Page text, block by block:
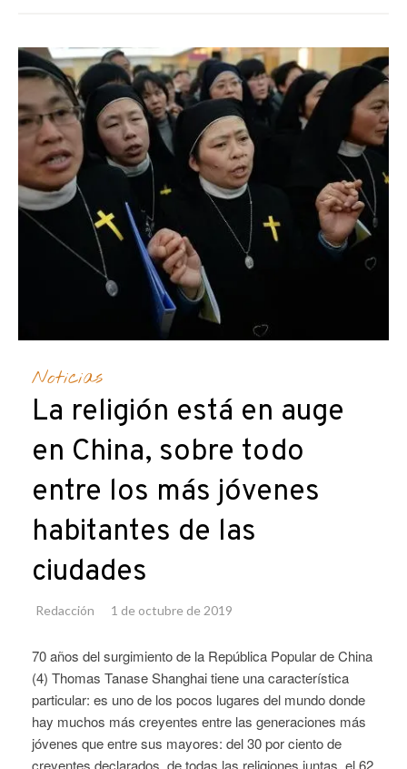
Noticias
La religión está en auge
en China, sobre todo
entre los más jóvenes
habitantes de las
ciudades
Redacción 1 de octubre de 2019
70 años del surgimiento de la República Popular de China
(4) Thomas Tanase Shanghai tiene una característica
particular: es uno de los pocos lugares del mundo donde
hay muchos más creyentes entre las generaciones más
jóvenes que entre sus mayores: del 30 por ciento de
creyentes declarados, de todas las religiones juntas, el 62